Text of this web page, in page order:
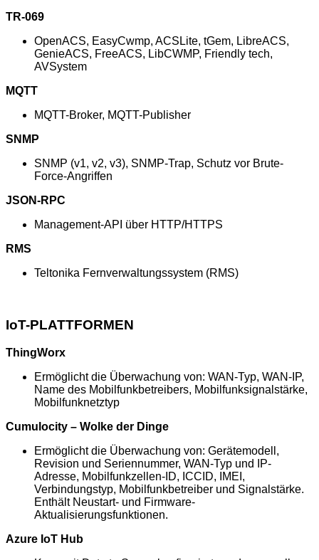
TR-069
OpenACS, EasyCwmp, ACSLite, tGem, LibreACS,
GenieACS, FreeACS, LibCWMP, Friendly tech,
AVSystem
MQTT
MQTT-Broker, MQTT-Publisher
SNMP
SNMP (v1, v2, v3), SNMP-Trap, Schutz vor Brute-
Force-Angriffen
JSON-RPC
Management-API über HTTP/HTTPS
RMS
Teltonika Fernverwaltungssystem (RMS)
IoT-PLATTFORMEN
ThingWorx
Ermöglicht die Überwachung von: WAN-Typ, WAN-IP,
Name des Mobilfunkbetreibers, Mobilfunksignalstärke,
Mobilfunknetztyp
Cumulocity – Wolke der Dinge
Ermöglicht die Überwachung von: Gerätemodell,
Revision und Seriennummer, WAN-Typ und IP-
Adresse, Mobilfunkzellen-ID, ICCID, IMEI,
Verbindungstyp, Mobilfunkbetreiber und Signalstärke.
Enthält Neustart- und Firmware-
Aktualisierungsfunktionen.
Azure IoT Hub